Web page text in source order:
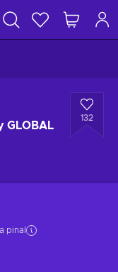
GLOBAL
132
pinal